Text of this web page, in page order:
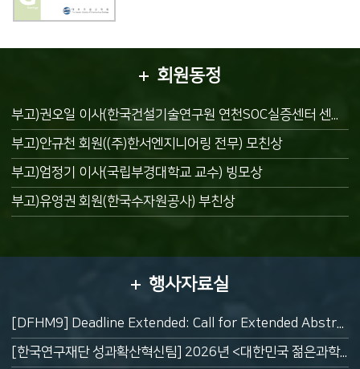
회원동정
부고)권오일 이사(한국건설기술연구원 연천SOC실증센터 센터장) 부친상
부고)안규천 회원((주)한서엔지니어링 전무) 모친상
부고)엄정기 이사(국립부경대학교 교수) 빙모상
부고)유영권 회원(한국수자원공사) 부친상
행사자료실
[DFHM9] Deadline Extended: Call for Extended Abstracts (August 31, 2026)
[한국연구재단 성과확산혁신팀] 2026년 <대한민국 젊은과학자상> 공고 안내(~8/12까지)